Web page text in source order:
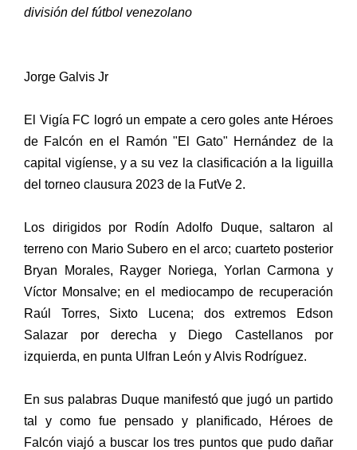
división del fútbol venezolano
Jorge Galvis Jr
El Vigía FC logró un empate a cero goles ante Héroes
de Falcón en el Ramón "El Gato" Hernández de la
capital vigíense, y a su vez la clasificación a la liguilla
del torneo clausura 2023 de la FutVe 2.
Los dirigidos por Rodín Adolfo Duque, saltaron al
terreno con Mario Subero en el arco; cuarteto posterior
Bryan Morales, Rayger Noriega, Yorlan Carmona y
Víctor Monsalve; en el mediocampo de recuperación
Raúl Torres, Sixto Lucena; dos extremos Edson
Salazar por derecha y Diego Castellanos por
izquierda, en punta Ulfran León y Alvis Rodríguez.
En sus palabras Duque manifestó que jugó un partido
tal y como fue pensado y planificado, Héroes de
Falcón viajó a buscar los tres puntos que pudo dañar